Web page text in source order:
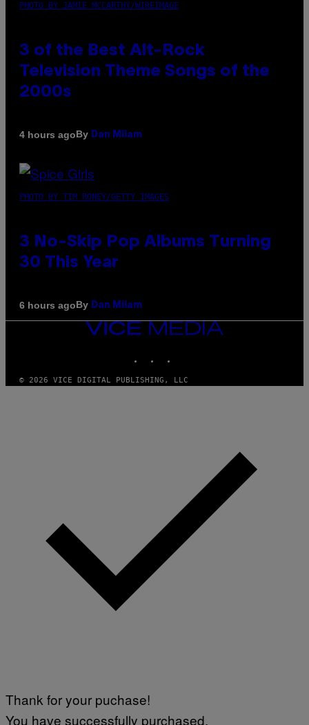
PHOTO BY JAMIE MCCARTHY/WIREIMAGE
3 of the Best Alt-Rock
Television Theme Songs of the
2000s
4 hours agoBy Dan Milam
PHOTO BY TIM RONEY/GETTY IMAGES
3 No-Skip Pop Albums Turning
30 This Year
6 hours agoBy Dan Milam
VICE
© 2026 VICE DIGITAL PUBLISHING, LLC
Thank for your puchase!
You have successfully purchased.